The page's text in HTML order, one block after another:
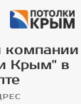
компании
Крым" в